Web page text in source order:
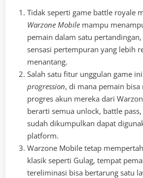
Tidak seperti game battle royale
Warzone Mobile mampu
pemain dalam satu
sensasi pertempuran yang lebih
menantang.
Salah satu fitur unggulan game
progression, di mana pemain
progres akun mereka dari
berarti semua unlock, battle
sudah dikumpulkan dapat
platform.
Warzone Mobile tetap
klasik seperti Gulag, tempat
tereliminasi bisa bertarung satu